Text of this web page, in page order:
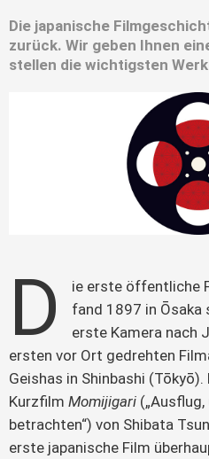
Die japanische
zurück. Wir geben Ihnen
stellen die wichtigsten
D
ie erste öffentliche
fand 1897 in
erste Kamera nach
ersten vor Ort gedrehten
Geishas in Shinbashi
Kurzfilm Momijigari
betrachten“) von Shibata
erste japanische Film